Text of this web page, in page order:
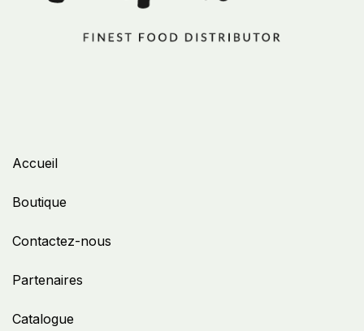
Accueil
Boutique
Contactez-nous
Partenaires
Catalogue